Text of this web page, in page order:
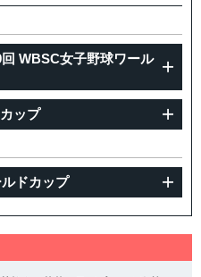
WBSC女子野球ワール
ップ
ドカップ